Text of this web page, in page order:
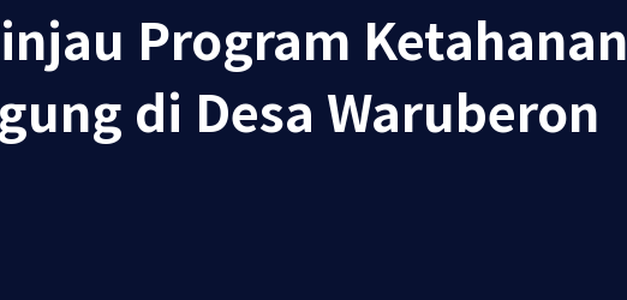
Program Ketahanan
di Desa Waruberon